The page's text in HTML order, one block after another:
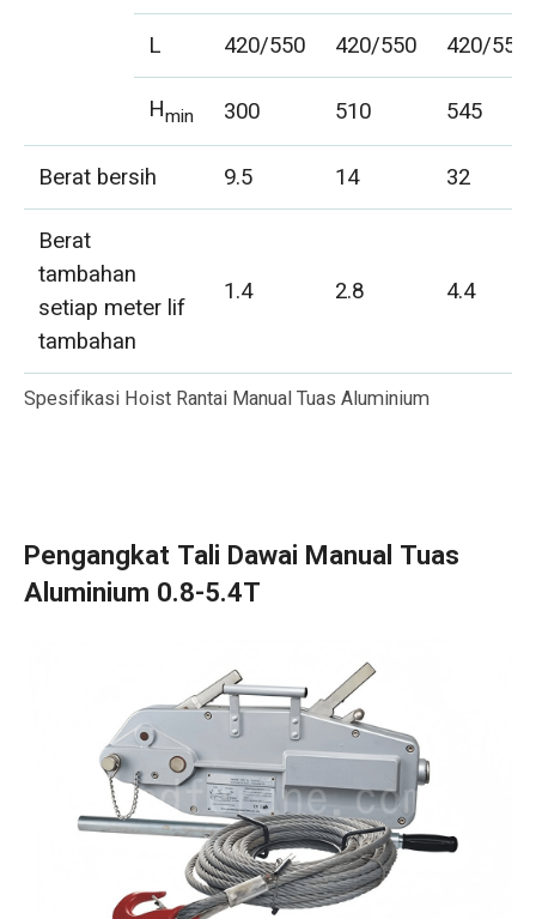
L
420/550 420/550
420/550
Hmin 300 510
545
Berat bersih
9.5 14
32
Berat
tambahan
setiap meter lif
tambahan
1.4 2.8 4.4
Spesifikasi Hoist Rantai Manual Tuas Aluminium
Pengangkat Tali Dawai Manual Tuas
Aluminium 0.8-5.4T